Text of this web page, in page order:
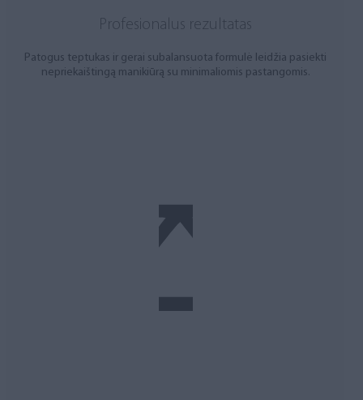
Profesionalus rezultatas
Patogus teptukas ir gerai subalansuota formulė leidžia pasiekti
nepriekaištingą manikiūrą su minimaliomis pastangomis.